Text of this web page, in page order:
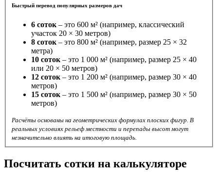
Быстрый перевод популярных размеров дач
6 соток – это 600 м² (например, классический
участок 20 × 30 метров)
8 соток – это 800 м² (например, размер 25 × 32
метра)
10 соток – это 1 000 м² (например, размер 25 × 40
или 20 × 50 метров)
12 соток – это 1 200 м² (например, размер 30 × 40
метров)
15 соток – это 1 500 м² (например, размер 30 × 50
метров)
Расчёты основаны на геометрических формулах плоских фигур. В
реальных условиях рельеф местности и перепады высот могут
незначительно влиять на итоговую площадь.
Посчитать сотки на калькуляторе